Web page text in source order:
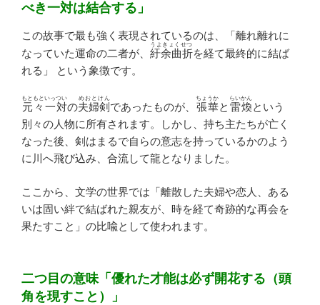
べき一対は結合する」
この故事で最も強く表現されているのは、「離れ離れに
なっていた運命の二者が、 紆余曲折
うよきょくせつ
を経て最終的に結ば
れる」 という象徴です。
元々一対
もともといっつい
の夫婦剣
めおとけん
であったものが、 張華
ちょうか
と 雷煥
らいかん
という
別々の人物に所有されます。しかし、持ち主たちが亡く
なった後、剣はまるで自らの意志を持っているかのよう
に川へ飛び込み、合流して龍となりました。
ここから、文学の世界では「離散した夫婦や恋人、ある
いは固い絆で結ばれた親友が、時を経て奇跡的な再会を
果たすこと」の比喩として使われます。
二つ目の意味「優れた才能は必ず開花する（頭
角を現すこと）」